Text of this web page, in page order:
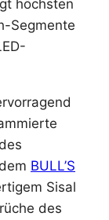
höchsten
Segmente
BULL’S
Sisal
des